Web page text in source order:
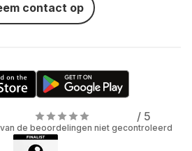
contact op
/ 5
de beoordelingen niet gecontroleerd